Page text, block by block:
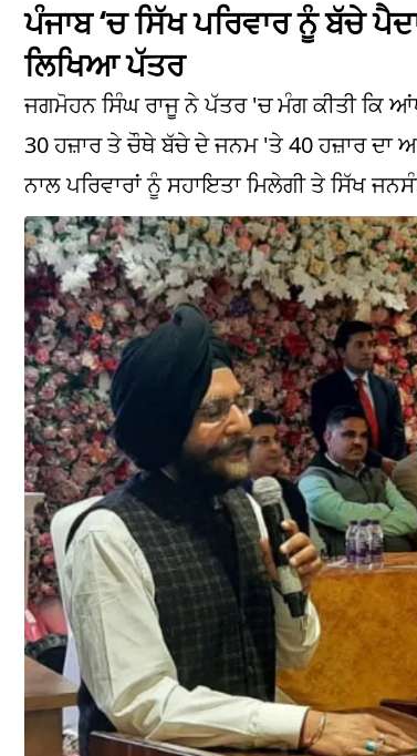
ਪੰਜਾਬ ‘ਚ ਸਿੱਖ ਪਰਿਵਾਰ ਨੂੰ ਬੱਚੇ
ਲਿਖਿਆ ਪੱਤਰ
ਜਗਮੋਹਨ ਸਿੰਘ ਰਾਜੂ ਨੇ ਪੱਤਰ 'ਚ ਮੰਗ ਕੀਤੀ ਕਿ
30 ਹਜ਼ਾਰ ਤੇ ਚੌਥੇ ਬੱਚੇ ਦੇ ਜਨਮ 'ਤੇ 40 ਹਜ਼ਾਰ ਦਾ
ਨਾਲ ਪਰਿਵਾਰਾਂ ਨੂੰ ਸਹਾਇਤਾ ਮਿਲੇਗੀ ਤੇ ਸਿੱਖ